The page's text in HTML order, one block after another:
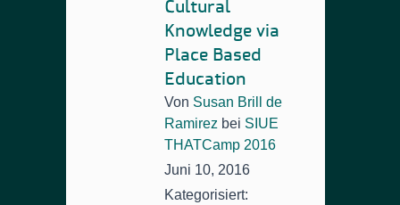
Cultural
Knowledge via
Place Based
Education
Von Susan Brill de
Ramirez bei SIUE
THATCamp 2016
Juni 10, 2016
Kategorisiert: